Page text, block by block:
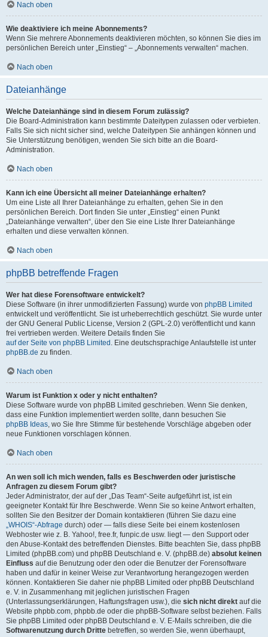
Nach oben
Wie deaktiviere ich meine Abonnements?
Wenn Sie mehrere Abonnements deaktivieren möchten, so können Sie dies im
persönlichen Bereich unter „Einstieg“ – „Abonnements verwalten“ machen.
Nach oben
Dateianhänge
Welche Dateianhänge sind in diesem Forum zulässig?
Die Board-Administration kann bestimmte Dateitypen zulassen oder verbieten.
Falls Sie sich nicht sicher sind, welche Dateitypen Sie anhängen können und
Sie Unterstützung benötigen, wenden Sie sich bitte an die Board-
Administration.
Nach oben
Kann ich eine Übersicht all meiner Dateianhänge erhalten?
Um eine Liste all Ihrer Dateianhänge zu erhalten, gehen Sie in den
persönlichen Bereich. Dort finden Sie unter „Einstieg“ einen Punkt
„Dateianhänge verwalten“, über den Sie eine Liste Ihrer Dateianhänge
erhalten und diese verwalten können.
Nach oben
phpBB betreffende Fragen
Wer hat diese Forensoftware entwickelt?
Diese Software (in ihrer unmodifizierten Fassung) wurde von phpBB Limited
entwickelt und veröffentlicht. Sie ist urheberrechtlich geschützt. Sie wurde unter
der GNU General Public License, Version 2 (GPL-2.0) veröffentlicht und kann
frei vertrieben werden. Weitere Details finden Sie
auf der Seite von phpBB Limited . Eine deutschsprachige Anlaufstelle ist unter
phpBB.de zu finden.
Nach oben
Warum ist Funktion x oder y nicht enthalten?
Diese Software wurde von phpBB Limited geschrieben. Wenn Sie denken,
dass eine Funktion implementiert werden sollte, dann besuchen Sie
phpBB Ideas, wo Sie Ihre Stimme für bestehende Vorschläge abgeben oder
neue Funktionen vorschlagen können.
Nach oben
An wen soll ich mich wenden, falls es Beschwerden oder juristische
Anfragen zu diesem Forum gibt?
Jeder Administrator, der auf der „Das Team“-Seite aufgeführt ist, ist ein
geeigneter Kontakt für Ihre Beschwerde. Wenn Sie so keine Antwort erhalten,
sollten Sie den Besitzer der Domain kontaktieren (führen Sie dazu eine
„WHOIS“-Abfrage durch) oder — falls diese Seite bei einem kostenlosen
Webhoster wie z. B. Yahoo!, free.fr, funpic.de usw. liegt — den Support oder
den Abuse-Kontakt des betreffenden Dienstes. Bitte beachten Sie, dass phpBB
Limited (phpBB.com) und phpBB Deutschland e. V. (phpBB.de) absolut keinen
Einfluss auf die Benutzung oder den oder die Benutzer der Forensoftware
haben und dafür in keiner Weise zur Verantwortung herangezogen werden
können. Kontaktieren Sie daher nie phpBB Limited oder phpBB Deutschland
e. V. in Zusammenhang mit jeglichen juristischen Fragen
(Unterlassungserklärungen, Haftungsfragen usw.), die sich nicht direkt auf die
Website phpbb.com, phpbb.de oder die phpBB-Software selbst beziehen. Falls
Sie phpBB Limited oder phpBB Deutschland e. V. E-Mails schreiben, die die
Softwarenutzung durch Dritte betreffen, so werden Sie, wenn überhaupt,